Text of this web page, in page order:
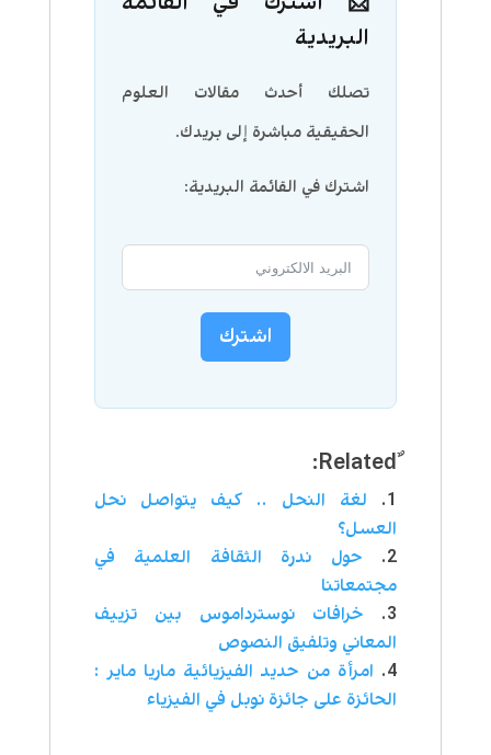
البريدية
تصلك أحدث مقالات العلوم
الحقيقية مباشرة إلى بريدك.
اشترك في القائمة البريدية:
اشترك
ٌRelated:
لغة النحل .. كيف يتواصل نحل
العسل؟
حول ندرة الثقافة العلمية في
مجتمعاتنا
خرافات نوسترداموس بین تزييف
المعاني وتلفيق النصوص
امرأة من حديد الفيزيائية ماريا ماير :
الحائزة على جائزة نوبل في الفيزياء